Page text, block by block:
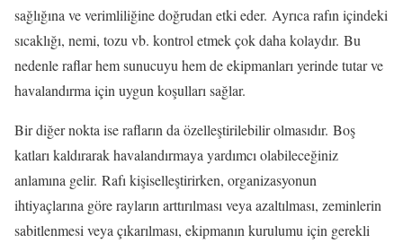
sağlığına ve verimliliğine doğrudan etki eder. Ayrıca rafın içindeki
sıcaklığı, nemi, tozu vb. kontrol etmek çok daha kolaydır. Bu
nedenle raflar hem sunucuyu hem de ekipmanları yerinde tutar ve
havalandırma için uygun koşulları sağlar.
Bir diğer nokta ise rafların da özelleştirilebilir olmasıdır. Boş
katları kaldırarak havalandırmaya yardımcı olabileceğiniz
anlamına gelir. Rafı kişiselleştirirken, organizasyonun
ihtiyaçlarına göre rayların arttırılması veya azaltılması, zeminlerin
sabitlenmesi veya çıkarılması, ekipmanın kurulumu için gerekli